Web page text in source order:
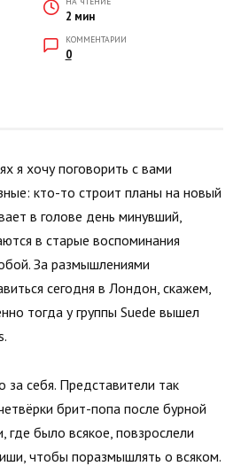
2 мин
КОММЕНТАРИИ
0
я хочу поговорить с вами
кто-то строит планы на новый
в голове день минувший,
в старые воспоминания
За размышлениями
сегодня в Лондон, скажем,
тогда у группы Suede вышел
за себя. Представители так
брит-попа после бурной
было всякое, повзрослели
чтобы поразмышлять о всяком.